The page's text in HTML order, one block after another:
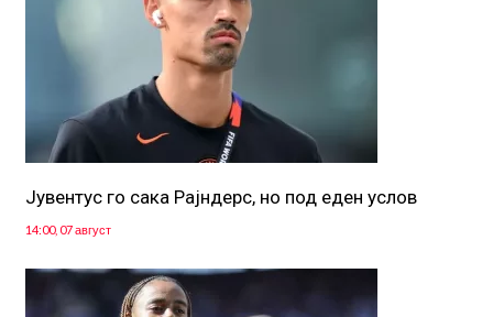
Јувентус го сака Рајндерс, но под еден услов
14:00, 07 август